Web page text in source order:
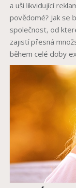
a uši likvidující
povědomé? Jak se
společnost, od
zajistí přesná
během celé doby